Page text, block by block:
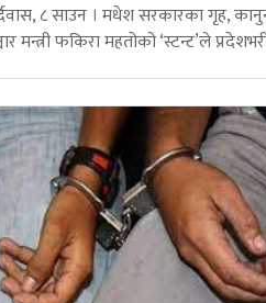
८ साउन । मधेश सरकारका गृह,
मन्त्री फकिरा महतोको ‘स्टन्ट’ले